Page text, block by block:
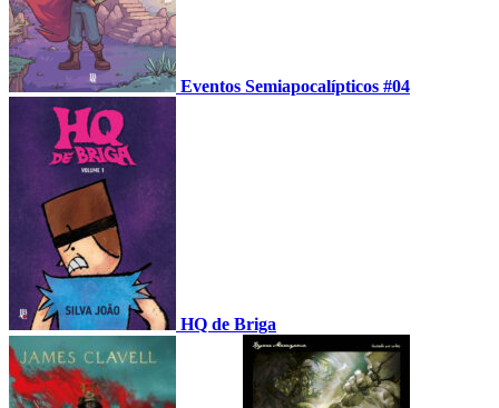
Eventos Semiapocalípticos #04
HQ de Briga